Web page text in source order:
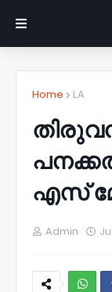
Home LA
എസ്
Admin